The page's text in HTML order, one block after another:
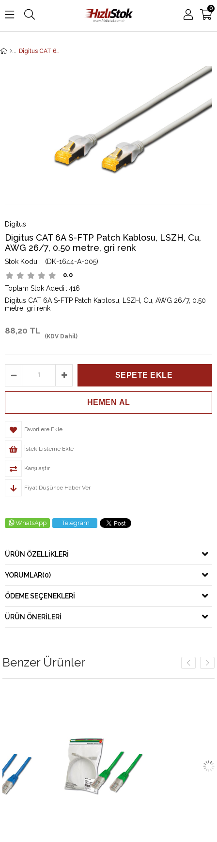
0
Digitus CAT 6A S-FTP Patch Kablosu, LSZH, Cu, AWG 26/7, 0.50 metre, gri renk
Digitus
Digitus CAT 6A S-FTP Patch Kablosu, LSZH, Cu,
AWG 26/7, 0.50 metre, gri renk
(DK-1644-A-005)
0.0
Toplam Stok Adedi : 416
Digitus CAT 6A S-FTP Patch Kablosu, LSZH, Cu, AWG 26/7, 0.50
metre, gri renk
88,20 TL
(KDV Dahil)
Favorilere Ekle
İstek Listeme Ekle
Karşılaştır
Fiyat Düşünce Haber Ver
WhatsApp Telegram
ÜRÜN ÖZELLIKLERI
YORUMLAR(0)
ÖDEME SEÇENEKLERI
ÜRÜN ÖNERILERI
Benzer Ürünler